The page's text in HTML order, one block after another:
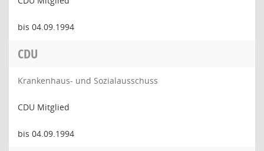
bis 04.09.1994
CDU
Krankenhaus- und Sozialausschuss
CDU Mitglied
bis 04.09.1994